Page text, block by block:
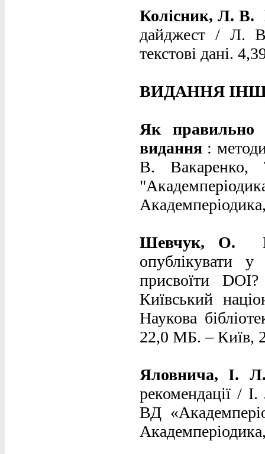
Колісник, Л. В.
дайджест / Л.
текстові дані.
ВИДАННЯ
Як правильно
видання :
В.
Шевчук, О.
опублікувати
присвоїти
Київський
Наукова
22,0 МБ. – Київ,
Яловнича,
рекомендації /
ВД